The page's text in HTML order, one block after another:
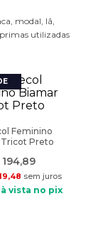
modal, lã,
utilizadas
Feminino
Preto
194,89
,48 sem juros
vista no pix